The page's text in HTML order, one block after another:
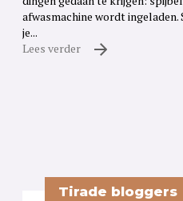
afwasmachine wordt
je...
Lees verder
Tirade bloggers